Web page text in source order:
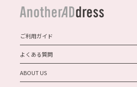
ご利用ガイド
よくある質問
ABOUT US